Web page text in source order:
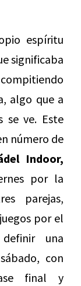
espíritu
significaba
algo que a
se ve. Este
número de
Indoor,
por la
parejas,
por el
una
con
final y